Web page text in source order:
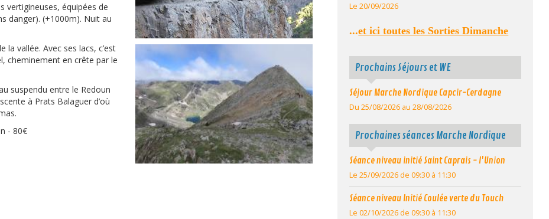
vertigineuses, équipées de
danger). (+1000m). Nuit au
la vallée. Avec ses lacs, c’est
cheminement en crête par le
suspendu entre le Redoun
à Prats Balaguer d’où
- 80€
Le 20/09/2026
...et ici toutes les Sorties Dimanche
Prochains Séjours et WE
Séjour Marche Nordique Capcir-Cerdagne
Du 25/08/2026 au 28/08/2026
Prochaines séances Marche Nordique
Séance niveau initié Saint Caprais - l'Union
Le 25/09/2026 de 09:30 à 11:30
Séance niveau Initié Coulée verte du Touch
Le 02/10/2026 de 09:30 à 11:30